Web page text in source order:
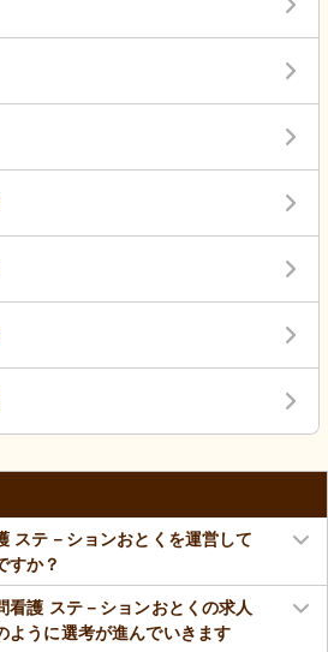
ステ－ションおとくを運営して
すか？
看護 ステ－ションおとくの求人
ように選考が進んでいきます